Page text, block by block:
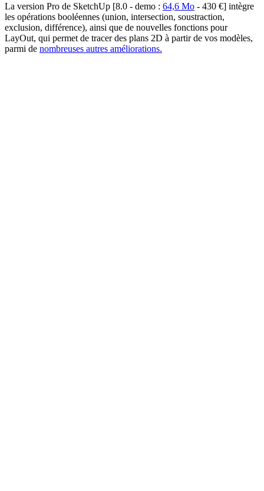
La version Pro de SketchUp [8.0 - demo : 64,6 Mo - 430 €] intègre
les opérations booléennes (union, intersection, soustraction,
exclusion, différence), ainsi que de nouvelles fonctions pour
LayOut, qui permet de tracer des plans 2D à partir de vos modèles,
parmi de nombreuses autres améliorations.